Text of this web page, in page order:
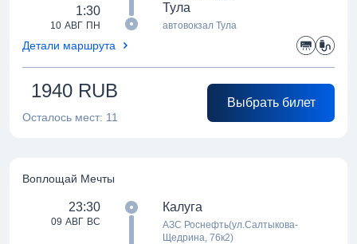
10 АВГ ПН
1:30 Тула
автовокзал Тула
Детали маршрута
1940 RUB
Осталось мест: 11
Выбрать билет
Воплощай Мечты
09 АВГ ВС
23:30 Калуга
АЗС Роснефть(ул.Салтыкова-
Щедрина, 76к2)